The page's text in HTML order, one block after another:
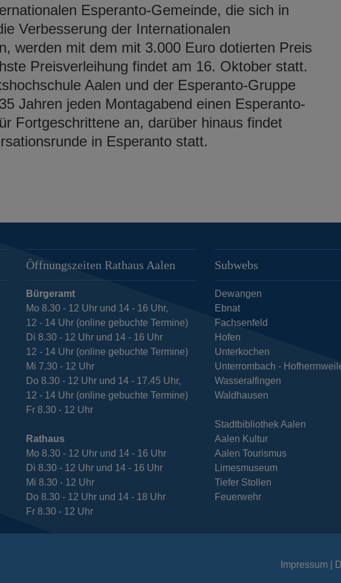
Esperanto-Gemeinde, die sich in
Verbesserung der Internationalen
werden mit dem mit 3.000 Euro dotierten Preis
Preisverleihung findet am 16. Oktober statt.
Aalen und der Esperanto-Gruppe
Jahren jeden Montagabend einen Esperanto-
Fortgeschrittene an, darüber hinaus findet
in Esperanto statt.
Öffnungszeiten Rathaus Aalen
Bürgeramt
Mo 8.30 - 12 Uhr und 14 - 16 Uhr,
12 - 14 Uhr (online gebuchte Termine)
Di 8.30 - 12 Uhr und 14 - 16 Uhr
12 - 14 Uhr (online gebuchte Termine)
Mi 7.30 - 12 Uhr
Do 8.30 - 12 Uhr und 14 - 17.45 Uhr,
12 - 14 Uhr (online gebuchte Termine)
Fr 8.30 - 12 Uhr
Rathaus
Mo 8.30 - 12 Uhr und 14 - 16 Uhr
Di 8.30 - 12 Uhr und 14 - 16 Uhr
Mi 8.30 - 12 Uhr
Do 8.30 - 12 Uhr und 14 - 18 Uhr
Fr 8.30 - 12 Uhr
Subwebs
Dewangen
Ebnat
Fachsenfeld
Hofen
Unterkochen
Unterrombach -
Wasseralfingen
Waldhausen
Stadtbibliothek Aalen
Aalen Kultur
Aalen Tourismus
Limesmuseum
Tiefer Stollen
Feuerwehr
Impressum